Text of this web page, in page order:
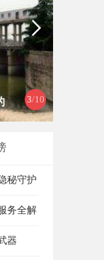
3/10
秘守护
务全解
器